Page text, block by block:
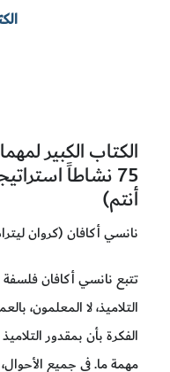
الكتاب الكبير
75 نشاطاً
أنتم)
نانسي أكافان (كروان
تتبع نانسي أكافان
التلاميذ، لا المعلمون،
الفكرة بأن بمقدور
مهمة ما. في جميع